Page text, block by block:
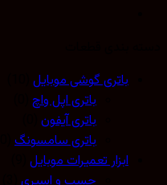
باتری گوشی موبایل(10)
باتری اپل واچ(0)
باتری آیفون(0)
باتری سامسونگ(10)
ابزار تعمیرات موبایل(9)